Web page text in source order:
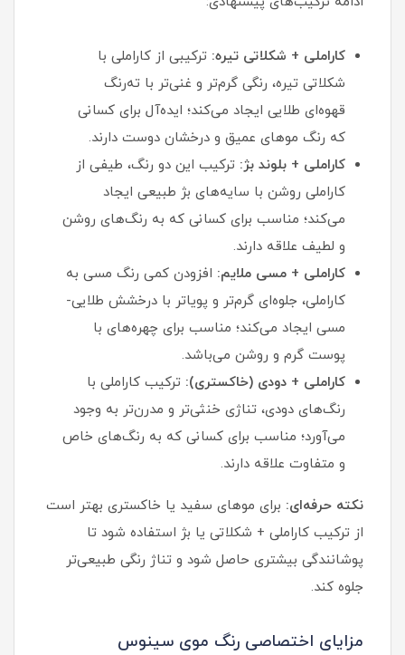
کاراملی + شکلاتی تیره: ترکیبی از کاراملی با
شکلاتی تیره، رنگی گرم‌تر و غنی‌تر با ته‌رنگ
قهوه‌ای طلایی ایجاد می‌کند؛ ایده‌آل برای کسانی
که رنگ موهای عمیق و درخشان دوست دارند.
کاراملی + بلوند بژ: ترکیب این دو رنگ، طیفی از
کاراملی روشن با سایه‌های بژ طبیعی ایجاد
می‌کند؛ مناسب برای کسانی که به رنگ‌های روشن
و لطیف علاقه دارند.
کاراملی + مسی ملایم: افزودن کمی رنگ مسی به
کاراملی، جلوه‌ای گرم‌تر و پویا‌تر با درخشش طلایی-
مسی ایجاد می‌کند؛ مناسب برای چهره‌های با
پوست گرم و روشن می‌باشد.
کاراملی + دودی (خاکستری): ترکیب کاراملی با
رنگ‌های دودی، تناژی خنثی‌تر و مدرن‌تر به وجود
می‌آورد؛ مناسب برای کسانی که به رنگ‌های خاص
و متفاوت علاقه دارند.
نکته حرفه‌ای: برای موهای سفید یا خاکستری بهتر است
از ترکیب کاراملی + شکلاتی یا بژ استفاده شود تا
پوشانندگی بیشتری حاصل شود و تناژ رنگی طبیعی‌تر
جلوه کند.
مزایای اختصاصی رنگ موی سینوس